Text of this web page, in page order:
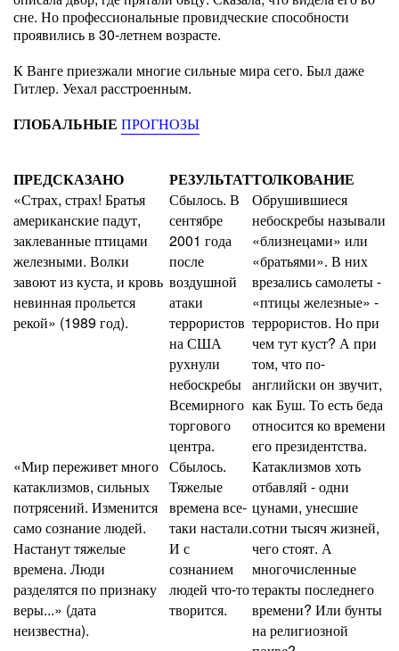
сне. Но профессиональные провидческие способности
проявились в 30-летнем возрасте.
К Ванге приезжали многие сильные мира сего. Был даже
Гитлер. Уехал расстроенным.
ГЛОБАЛЬНЫЕ ПРОГНОЗЫ
ПРЕДСКАЗАНО РЕЗУЛЬТАТТОЛКОВАНИЕ
«Страх, страх! Братья
американские падут,
заклеванные птицами
железными. Волки
завоют из куста, и кровь
невинная прольется
рекой» (1989 год).
Сбылось. В
сентябре
2001 года
после
воздушной
атаки
террористов
на США
рухнули
небоскребы
Всемирного
торгового
центра.
Обрушившиеся
небоскребы называли
«близнецами» или
«братьями». В них
врезались самолеты -
«птицы железные» -
террористов. Но при
чем тут куст? А при
том, что по-
английски он звучит,
как Буш. То есть беда
относится ко времени
его президентства.
«Мир переживет много
катаклизмов, сильных
потрясений. Изменится
само сознание людей.
Настанут тяжелые
времена. Люди
разделятся по признаку
веры...» (дата
неизвестна).
Сбылось.
Тяжелые
времена все-
таки настали.
И с
сознанием
людей что-то
творится.
Катаклизмов хоть
отбавляй - одни
цунами, унесшие
сотни тысяч жизней,
чего стоят. А
многочисленные
теракты последнего
времени? Или бунты
на религиозной